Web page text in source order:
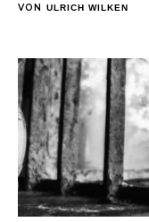
VON ULRICH WILKEN